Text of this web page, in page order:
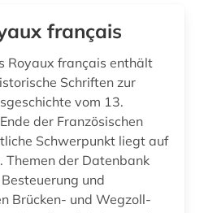
bundesfinanzverwaltung (1)
bundesgerichtshof (8)
bundesgesetzblatt (1)
bundesgesetzblatt teil i (1)
français
Royaux français enthält
Schriften zur
vom 13.
der Französischen
Schwerpunkt liegt auf